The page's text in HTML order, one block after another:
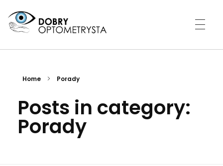
Home Porady
Posts in category:
Porady